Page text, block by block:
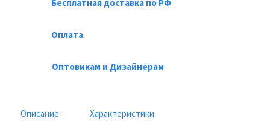
Бесплатная доставка по РФ
Оплата
Оптовикам и Дизайнерам
Описание Характеристики